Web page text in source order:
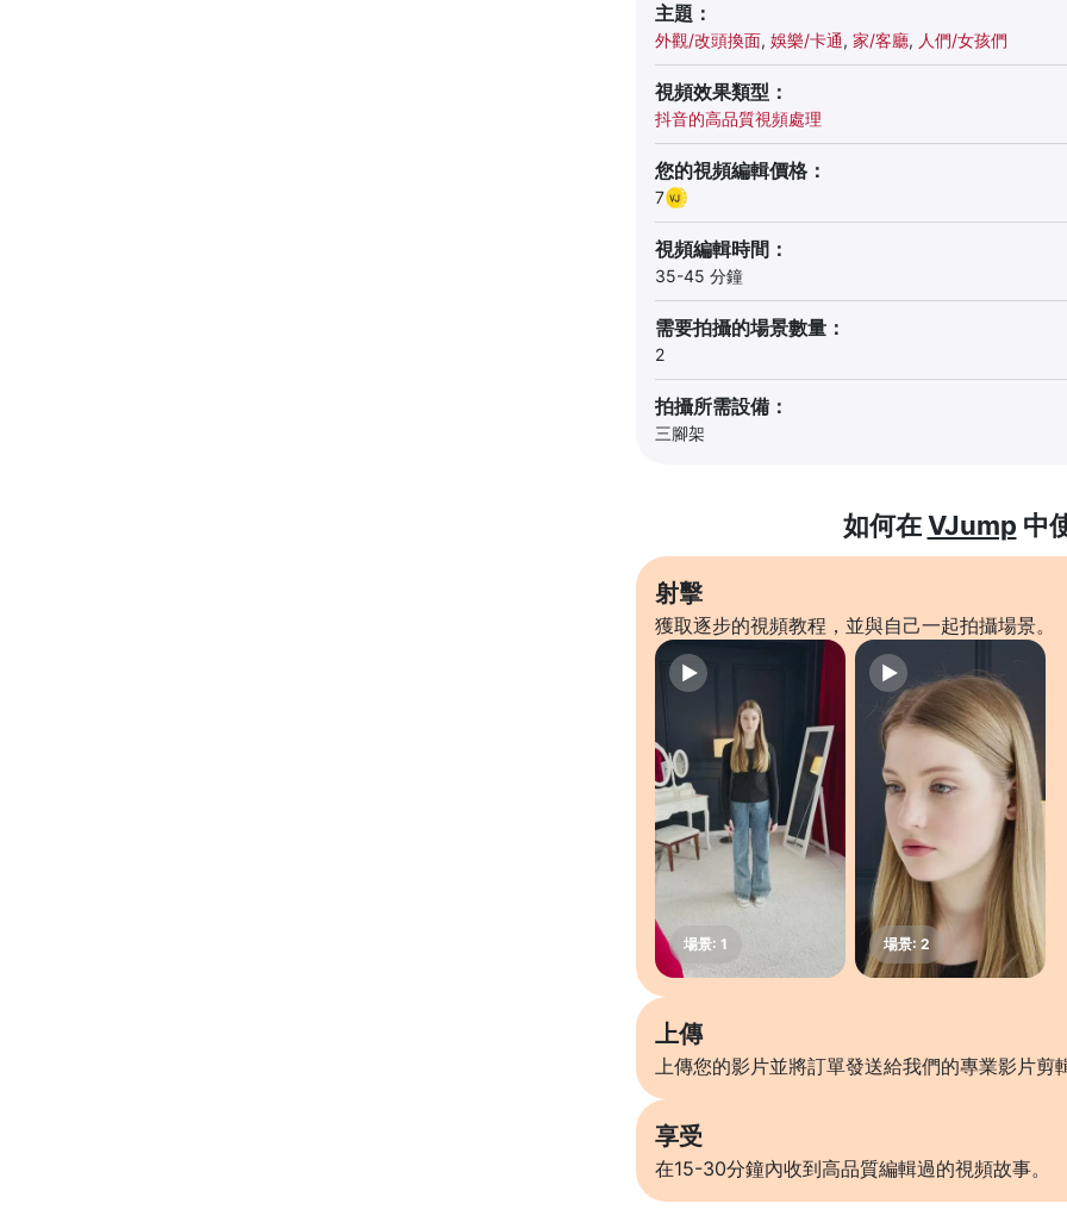
主題：
外觀/改頭換面, 娛樂/卡通, 家/客廳, 人們/女孩們
視頻效果類型：
抖音的高品質視頻處理
您的視頻編輯價格：
7
視頻編輯時間：
35-45 分鐘
需要拍攝的場景數量：
2
拍攝所需設備：
三腳架
如何在VJump 中
射擊
獲取逐步的視頻教程，並與自己一起拍攝場景。
上傳
上傳您的影片並將訂單發送給我們的專業影片剪
享受
在15-30分鐘內收到高品質編輯過的視頻故事。